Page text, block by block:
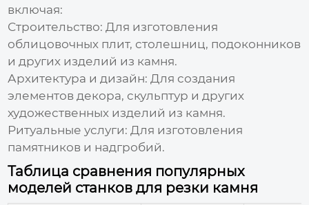
включая:
Строительство: Для изготовления
облицовочных плит, столешниц, подоконников
и других изделий из камня.
Архитектура и дизайн: Для создания
элементов декора, скульптур и других
художественных изделий из камня.
Ритуальные услуги: Для изготовления
памятников и надгробий.
Таблица сравнения популярных
моделей станков для резки камня